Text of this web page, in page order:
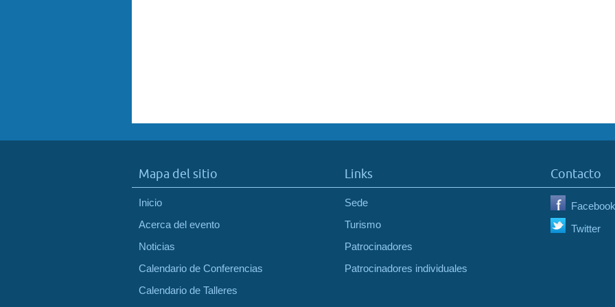
Mapa del sitio
Inicio
Acerca del evento
Noticias
Calendario de Conferencias
Calendario de Talleres
Links
Sede
Turismo
Patrocinadores
Patrocinadores individuales
Contacto
Facebook
Twitter